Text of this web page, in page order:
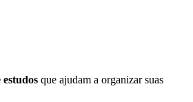
que ajudam a organizar suas